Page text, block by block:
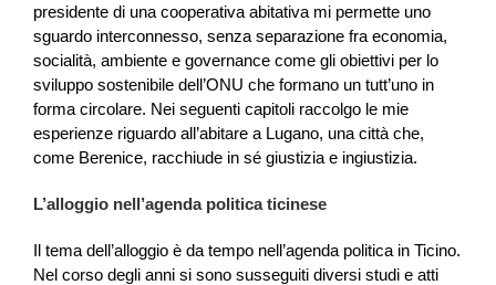
presidente di una cooperativa abitativa mi permette uno
sguardo interconnesso, senza separazione fra economia,
socialità, ambiente e governance come gli obiettivi per lo
sviluppo sostenibile dell’ONU che formano un tutt’uno in
forma circolare. Nei seguenti capitoli raccolgo le mie
esperienze riguardo all’abitare a Lugano, una città che,
come Berenice, racchiude in sé giustizia e ingiustizia.
L’alloggio nell’agenda politica ticinese
Il tema dell’alloggio è da tempo nell’agenda politica in Ticino.
Nel corso degli anni si sono susseguiti diversi studi e atti